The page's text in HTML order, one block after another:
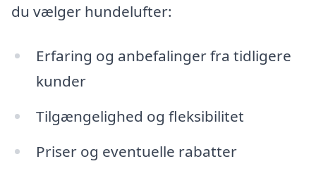
du vælger hundelufter:
Erfaring og anbefalinger fra tidligere
kunder
Tilgængelighed og fleksibilitet
Priser og eventuelle rabatter